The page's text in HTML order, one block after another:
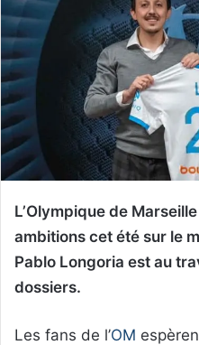
L’Olympique de
ambitions cet été sur le
Pablo Longoria est au
dossiers.
Les fans de l’OM